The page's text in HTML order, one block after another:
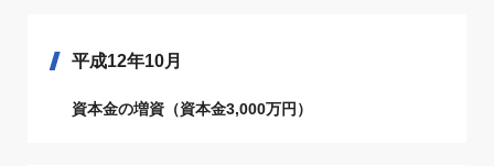
平成12年10月
資本金の増資（資本金3,000万円）